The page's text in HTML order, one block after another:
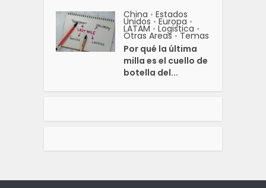
China • Estados
Unidos • Europa •
LATAM • Logistica •
Otras Areas • Temas
Por qué la última
milla es el cuello de
botella del...